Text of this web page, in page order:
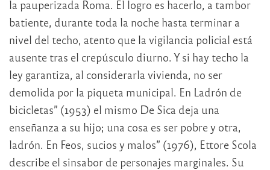
la pauperizada Roma. El logro es hacerlo, a tambor
batiente, durante toda la noche hasta terminar a
nivel del techo, atento que la vigilancia policial está
ausente tras el crepúsculo diurno. Y si hay techo la
ley garantiza, al considerarla vivienda, no ser
demolida por la piqueta municipal. En Ladrón de
bicicletas” (1953) el mismo De Sica deja una
enseñanza a su hijo; una cosa es ser pobre y otra,
ladrón. En Feos, sucios y malos” (1976), Ettore Scola
describe el sinsabor de personajes marginales. Su